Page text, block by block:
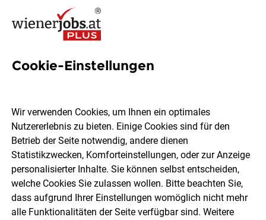
Hilfskräfte für die
Ankerbrot
Lichtenwörth Vollzeit 05.08.2026
Cookie-Einstellungen
Wir verwenden Cookies, um Ihnen ein optimales
Nutzererlebnis zu bieten. Einige Cookies sind für den
Betrieb der Seite notwendig, andere dienen
Statistikzwecken, Komforteinstellungen, oder zur Anzeige
personalisierter Inhalte. Sie können selbst entscheiden,
welche Cookies Sie zulassen wollen. Bitte beachten Sie,
dass aufgrund Ihrer Einstellungen womöglich nicht mehr
alle Funktionalitäten der Seite verfügbar sind. Weitere